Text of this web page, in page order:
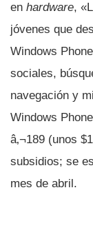
en hardware,
jóvenes que
Windows
sociales,
navegación y
Windows
â‚¬189 (unos
subsidios; se
mes de abril.